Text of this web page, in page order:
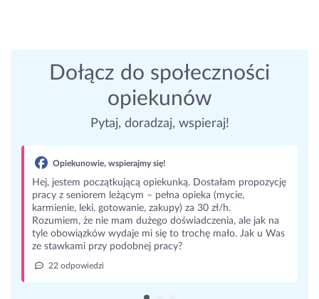
Dołącz do społeczności
opiekunów
Pytaj, doradzaj, wspieraj!
Opiekunowie, wspierajmy się!
Hej, jestem początkującą opiekunką. Dostałam propozycję
pracy z seniorem leżącym – pełna opieka (mycie,
karmienie, leki, gotowanie, zakupy) za 30 zł/h.
Rozumiem, że nie mam dużego doświadczenia, ale jak na
tyle obowiązków wydaje mi się to trochę mało. Jak u Was
ze stawkami przy podobnej pracy?
22 odpowiedzi